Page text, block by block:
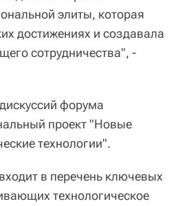
элиты, которая
достижениях и создавала
сотрудничества", -
форума
проект "Новые
технологии".
в перечень ключевых
технологическое